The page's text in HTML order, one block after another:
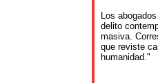
Los
delito
masiva.
que reviste
humanidad."